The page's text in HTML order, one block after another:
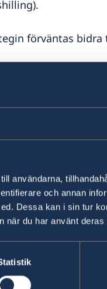
användarna,
och annan
Dessa kan i sin tur
när du har använt deras
förväntas bidra
och
och
och
tillgång till
hållbara
samt
på nationell